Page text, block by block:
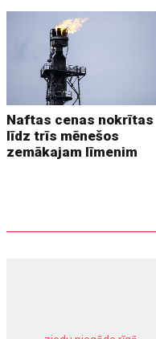
Naftas cenas nokrītas
līdz trīs mēnešos
zemākajam līmenim